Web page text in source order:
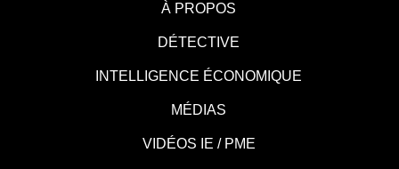
À PROPOS
DÉTECTIVE
INTELLIGENCE ÉCONOMIQUE
MÉDIAS
VIDÉOS IE / PME